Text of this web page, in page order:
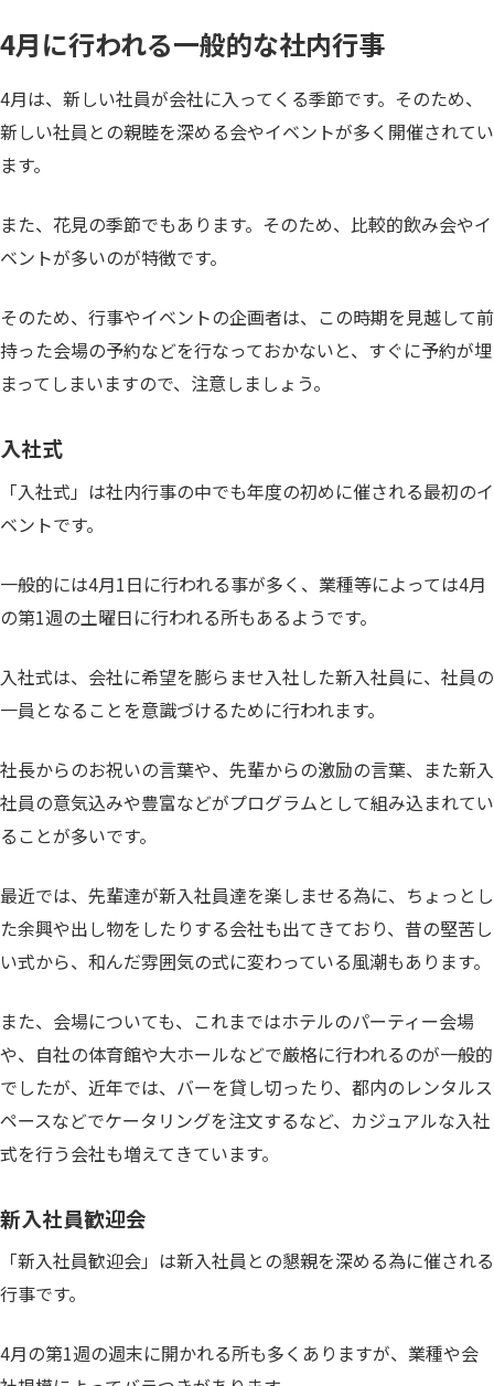
4月に行われる一般的な社内行事
4月は、新しい社員が会社に入ってくる季節です。そのため、
新しい社員との親睦を深める会やイベントが多く開催されてい
ます。
また、花見の季節でもあります。そのため、比較的飲み会やイ
ベントが多いのが特徴です。
そのため、行事やイベントの企画者は、この時期を見越して前
持った会場の予約などを行なっておかないと、すぐに予約が埋
まってしまいますので、注意しましょう。
入社式
「入社式」は社内行事の中でも年度の初めに催される最初のイ
ベントです。
一般的には4月1日に行われる事が多く、業種等によっては4月
の第1週の土曜日に行われる所もあるようです。
入社式は、会社に希望を膨らませ入社した新入社員に、社員の
一員となることを意識づけるために行われます。
社長からのお祝いの言葉や、先輩からの激励の言葉、また新入
社員の意気込みや豊富などがプログラムとして組み込まれてい
ることが多いです。
最近では、先輩達が新入社員達を楽しませる為に、ちょっとし
た余興や出し物をしたりする会社も出てきており、昔の堅苦し
い式から、和んだ雰囲気の式に変わっている風潮もあります。
また、会場についても、これまではホテルのパーティー会場
や、自社の体育館や大ホールなどで厳格に行われるのが一般的
でしたが、近年では、バーを貸し切ったり、都内のレンタルス
ペースなどでケータリングを注文するなど、カジュアルな入社
式を行う会社も増えてきています。
新入社員歓迎会
「新入社員歓迎会」は新入社員との懇親を深める為に催される
行事です。
4月の第1週の週末に開かれる所も多くありますが、業種や会